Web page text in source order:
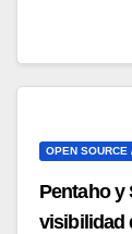
OPEN SOURCE
Pentaho y
visibilidad